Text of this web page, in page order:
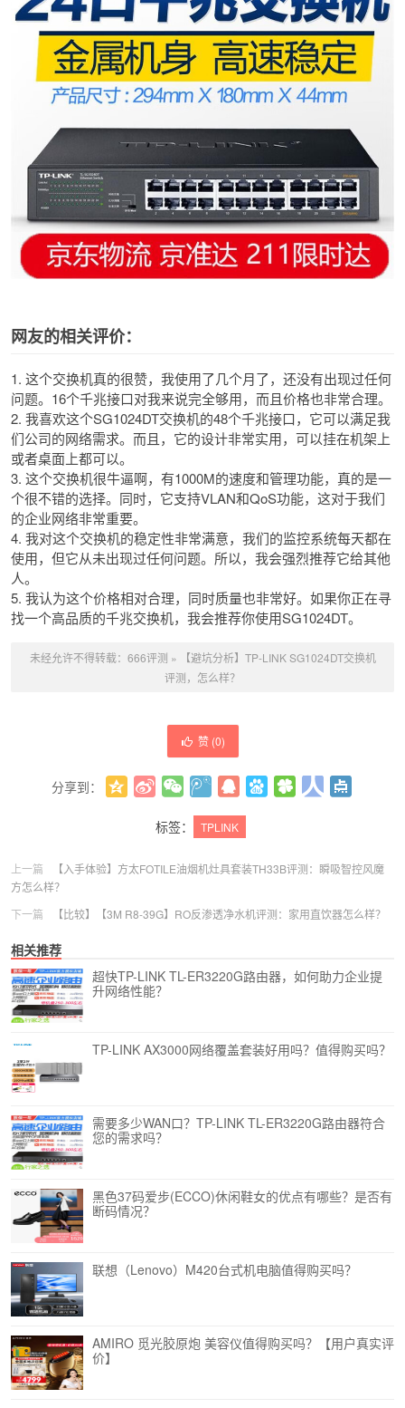
网友的相关评价：
1. 这个交换机真的很赞，我使用了几个月了，还没有出现过任何
问题。16个千兆接口对我来说完全够用，而且价格也非常合理。
2. 我喜欢这个SG1024DT交换机的48个千兆接口，它可以满足我
们公司的网络需求。而且，它的设计非常实用，可以挂在机架上
或者桌面上都可以。
3. 这个交换机很牛逼啊，有1000M的速度和管理功能，真的是一
个很不错的选择。同时，它支持VLAN和QoS功能，这对于我们
的企业网络非常重要。
4. 我对这个交换机的稳定性非常满意，我们的监控系统每天都在
使用，但它从未出现过任何问题。所以，我会强烈推荐它给其他
人。
5. 我认为这个价格相对合理，同时质量也非常好。如果你正在寻
找一个高品质的千兆交换机，我会推荐你使用SG1024DT。
未经允许不得转载： 666评测 »
【避坑分析】TP-LINK SG1024DT交换机
评测，怎么样？
赞 (0)
分享到：
标签：
TPLINK
上一篇
【入手体验】方太FOTILE油烟机灶具套装TH33B评测：瞬吸智控风魔
方怎么样？
下一篇
【比较】【3M R8-39G】RO反渗透净水机评测：家用直饮器怎么样？
相关推荐
超快TP-LINK TL-ER3220G路由器，如何助力企业提
升网络性能？
TP-LINK AX3000网络覆盖套装好用吗？值得购买吗？
需要多少WAN口？TP-LINK TL-ER3220G路由器符合
您的需求吗？
黑色37码爱步(ECCO)休闲鞋女的优点有哪些？是否有
断码情况？
联想（Lenovo）M420台式机电脑值得购买吗？
AMIRO 觅光胶原炮 美容仪值得购买吗？【用户真实评
价】